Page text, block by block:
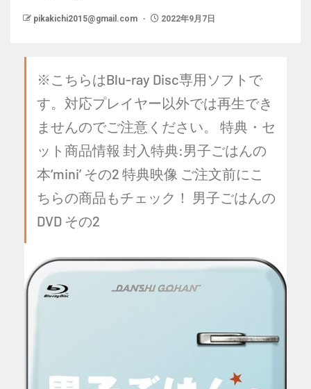
pikakichi2015@gmail.com 2022年9月7日
※こちらはBlu-ray Disc専用ソフトで
す。対応プレイヤー以外では再生でき
ませんのでご注意ください。 特典・セ
ット商品情報 封入特典:男子ごはんの
本‘mini’ その2 特典映像 ご注文前にこ
ちらの商品もチェック！ 男子ごはんの
DVD その2